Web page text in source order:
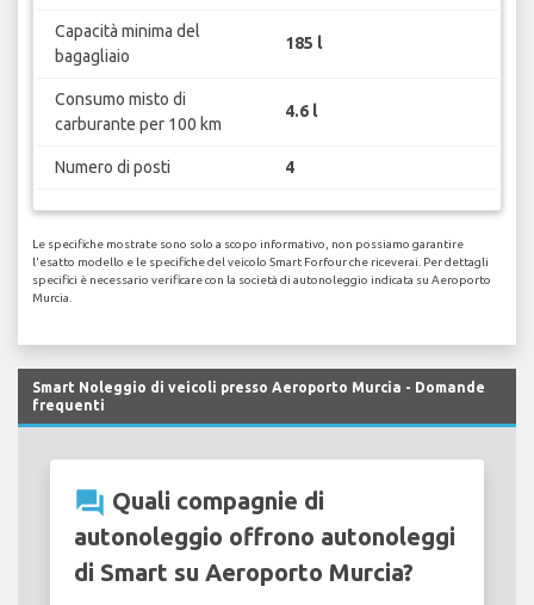
Capacità minima del
bagagliaio
185 l
Consumo misto di
carburante per 100 km
4.6 l
Numero di posti 4
Le specifiche mostrate sono solo a scopo informativo, non possiamo garantire
l'esatto modello e le specifiche del veicolo Smart Forfour che riceverai. Per dettagli
specifici è necessario verificare con la società di autonoleggio indicata su Aeroporto
Murcia.
Smart Noleggio di veicoli presso Aeroporto Murcia - Domande
frequenti
question_answer Quali compagnie di
autonoleggio offrono autonoleggi
di Smart su Aeroporto Murcia?